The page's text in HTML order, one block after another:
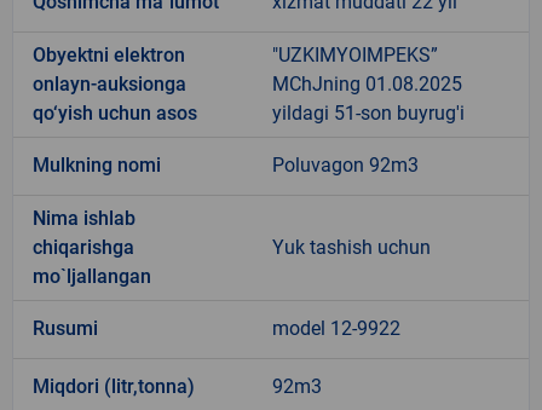
Obyektni elektron
onlayn-auksionga
qo‘yish uchun asos
"UZKIMYOIMPEKS”
MChJning 01.08.2025
yildagi 51-son buyrug'i
Mulkning nomi Poluvagon 92m3
Nima ishlab
chiqarishga
mo`ljallangan
Yuk tashish uchun
Rusumi model 12-9922
Miqdori (litr,tonna) 92m3